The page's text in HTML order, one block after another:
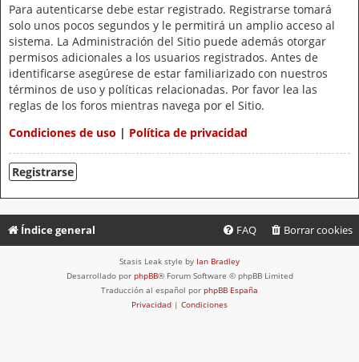
Para autenticarse debe estar registrado. Registrarse tomará
solo unos pocos segundos y le permitirá un amplio acceso al
sistema. La Administración del Sitio puede además otorgar
permisos adicionales a los usuarios registrados. Antes de
identificarse asegúrese de estar familiarizado con nuestros
términos de uso y políticas relacionadas. Por favor lea las
reglas de los foros mientras navega por el Sitio.
Condiciones de uso | Política de privacidad
Registrarse
Índice general Borrar cookies
FAQ
Stasis Leak style by Ian Bradley
Desarrollado por phpBB® Forum Software © phpBB Limited
Traducción al español por phpBB España
Privacidad | Condiciones